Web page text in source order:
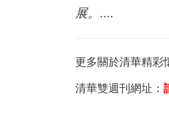
展。....
更多關於清華精彩
清華雙週刊網址：